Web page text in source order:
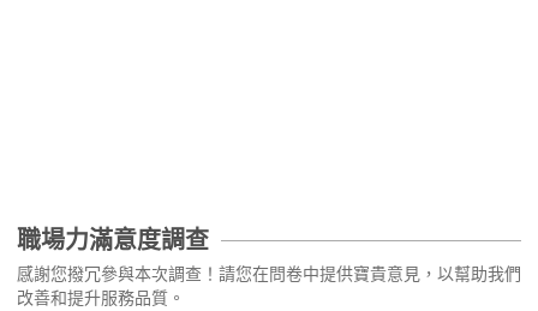
職場力滿意度調查
感謝您撥冗參與本次調查！請您在問卷中提供寶貴意見，以幫助我們
改善和提升服務品質。